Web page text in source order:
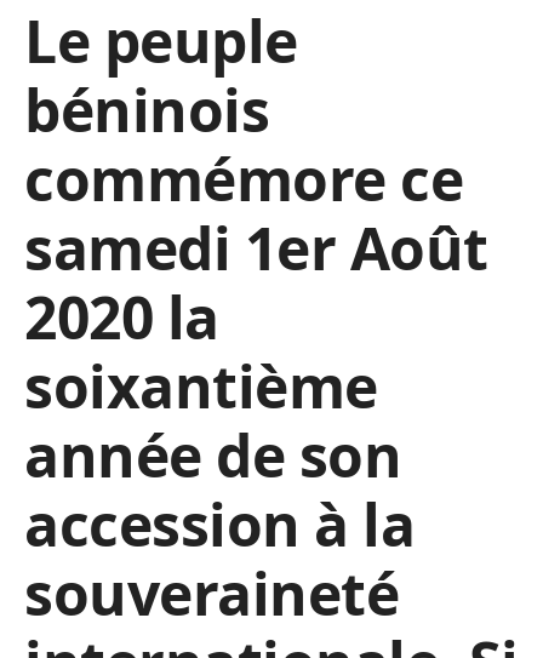
Le peuple
béninois
commémore ce
samedi 1er Août
2020 la
soixantième
année de son
accession à la
souveraineté